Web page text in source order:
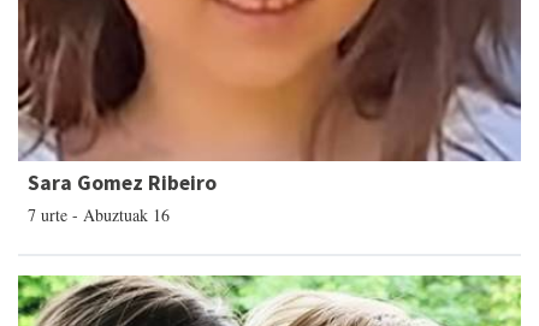
Sara Gomez Ribeiro
7 urte - Abuztuak 16